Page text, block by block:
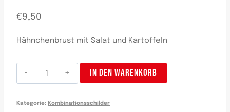
€9,50
Hähnchenbrust mit Salat und Kartoffeln
Plato
Pechuga
pollo
IN DEN WARENKORB
Kategorie: Kombinationsschilder